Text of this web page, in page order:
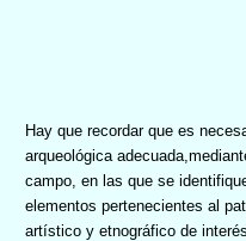
Hay que recordar que es
arqueológica
campo, en las que se
elementos pertenecientes al
artístico y etnográfico de